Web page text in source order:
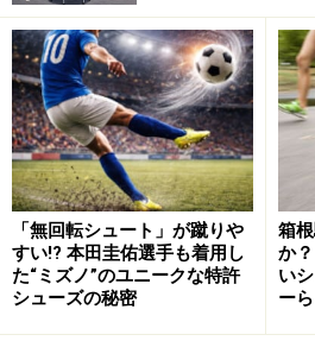
しかし、両者の絵に共通性があ
の共通部分はアイデアに過ぎな
絵を見比べると以下のような相
類似しない……すなわち著作権侵
断しました。
1：全体の質感と輝き、顔や全身
2：耳の有無、鼻の形、瞳の色、
「無回転シュート」が蹴りや
すい!? 本田圭佑選手も着用し
た“ミズノ”のユニークな特許
シューズの秘密
箱
か
い
ー